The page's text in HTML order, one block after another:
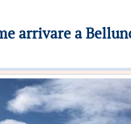
arrivare a